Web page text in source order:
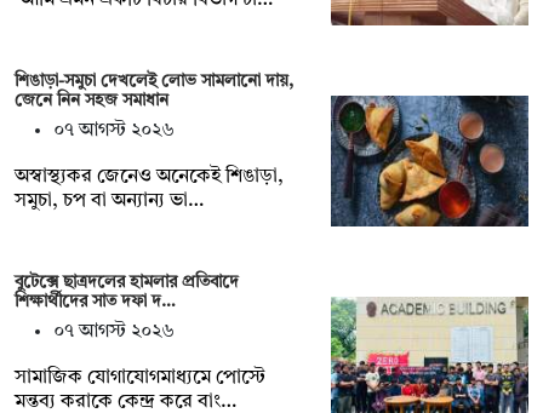
শিঙাড়া-সমুচা দেখলেই লোভ সামলানো দায়,
জেনে নিন সহজ সমাধান
০৭ আগস্ট ২০২৬
অস্বাস্থ্যকর জেনেও অনেকেই শিঙাড়া,
সমুচা, চপ বা অন্যান্য ভা…
বুটেক্সে ছাত্রদলের হামলার প্রতিবাদে
শিক্ষার্থীদের সাত দফা দ…
০৭ আগস্ট ২০২৬
সামাজিক যোগাযোগমাধ্যমে পোস্টে
মন্তব্য করাকে কেন্দ্র করে বাং…